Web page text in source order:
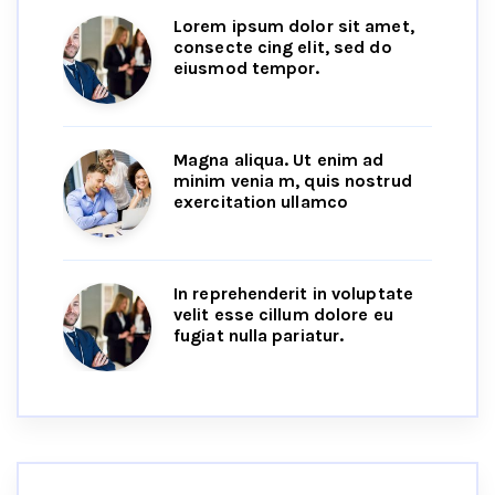
Lorem ipsum dolor sit amet,
consecte cing elit, sed do
eiusmod tempor.
Magna aliqua. Ut enim ad
minim venia m, quis nostrud
exercitation ullamco
In reprehenderit in voluptate
velit esse cillum dolore eu
fugiat nulla pariatur.